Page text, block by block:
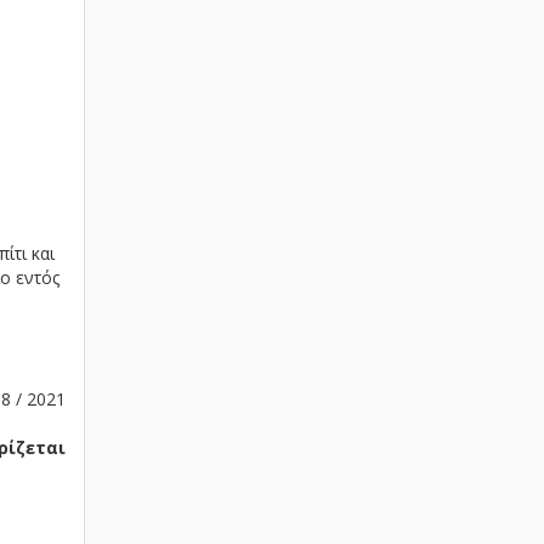
και
εντός
/ 2021